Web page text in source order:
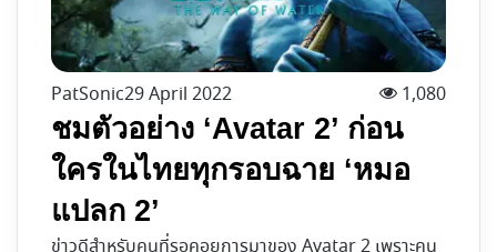
PatSonic29 April 2022 1,080
ชมตัวอย่าง ‘Avatar 2’ ก่อน
ใครในไทยทุกรอบฉาย ‘หมอ
แปลก 2’
ข่าวดีสำหรับคนที่รอคอยการมาของ Avatar 2 เพราะคน